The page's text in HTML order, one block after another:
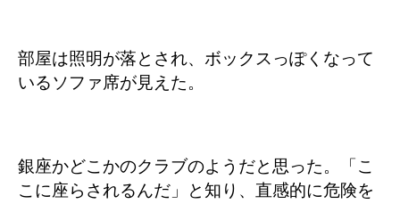
部屋は照明が落とされ、ボックスっぽくなって
いるソファ席が見えた。
銀座かどこかのクラブのようだと思った。「こ
こに座らされるんだ」と知り、直感的に危険を